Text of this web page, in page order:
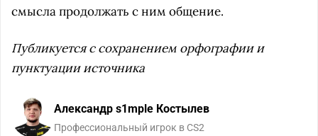
смысла продолжать с ним общение.
Публикуется с сохранением орфографии и
пунктуации источника
Александр s1mple Костылев
Профессиональный игрок в CS2